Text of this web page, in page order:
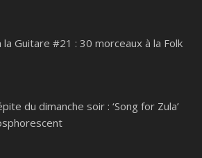
la Guitare #21 : 30 morceaux à la Folk
du dimanche soir : ‘Song for Zula’